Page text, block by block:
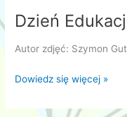
Dzień
Autor zdjęć: Szymon
Dzień
Narodowej
Dowiedz się więcej »